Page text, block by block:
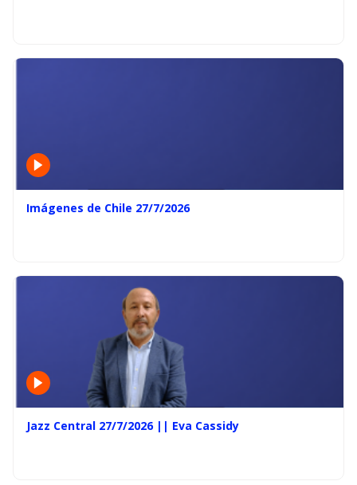
Imágenes de Chile 27/7/2026
Jazz Central 27/7/2026 || Eva Cassidy